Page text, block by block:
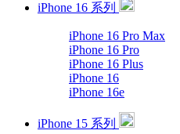
iPhone 16 系列
iPhone 16 Pro Max
iPhone 16 Pro
iPhone 16 Plus
iPhone 16
iPhone 16e
iPhone 15 系列